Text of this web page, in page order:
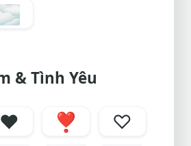
& Tình Yêu
♥ ❣
♡